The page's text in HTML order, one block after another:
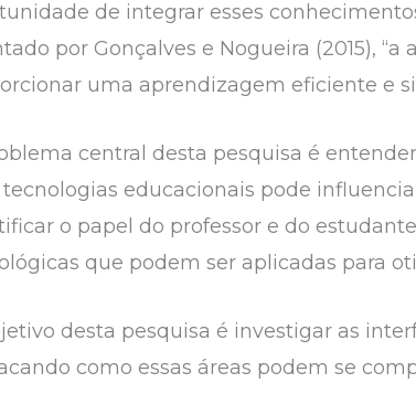
de integrar esses
por Gonçalves e Nogueira (2015),
uma aprendizagem eficiente e
central desta pesquisa é
educacionais pode
o papel do professor e do
que podem ser aplicadas para
desta pesquisa é investigar as
como essas áreas podem se